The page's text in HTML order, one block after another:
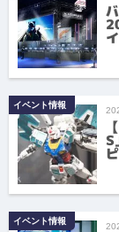
イベント情報
S
イベント情報